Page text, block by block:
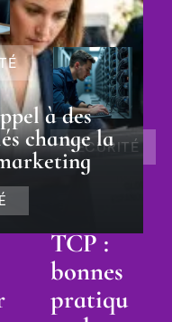
à des
change la
2026
SÉCURITÉ
TCP :
bonnes
pratiqu